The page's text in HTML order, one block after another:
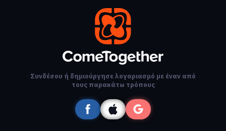
Συνδέσου ή δημιούργησε λογαριασμό με έναν από
τους παρακάτω τρόπους